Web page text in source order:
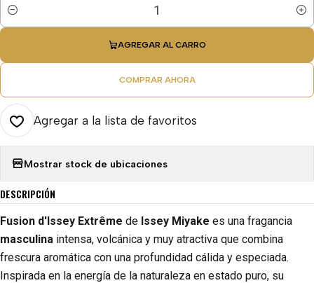
Cantidad
AGREGAR AL CARRO
COMPRAR AHORA
Agregar a la lista de favoritos
Mostrar stock de ubicaciones
DESCRIPCIÓN
Fusion d'Issey Extrême de Issey Miyake es una fragancia
masculina intensa, volcánica y muy atractiva que combina
frescura aromática con una profundidad cálida y especiada.
Inspirada en la energía de la naturaleza en estado puro, su